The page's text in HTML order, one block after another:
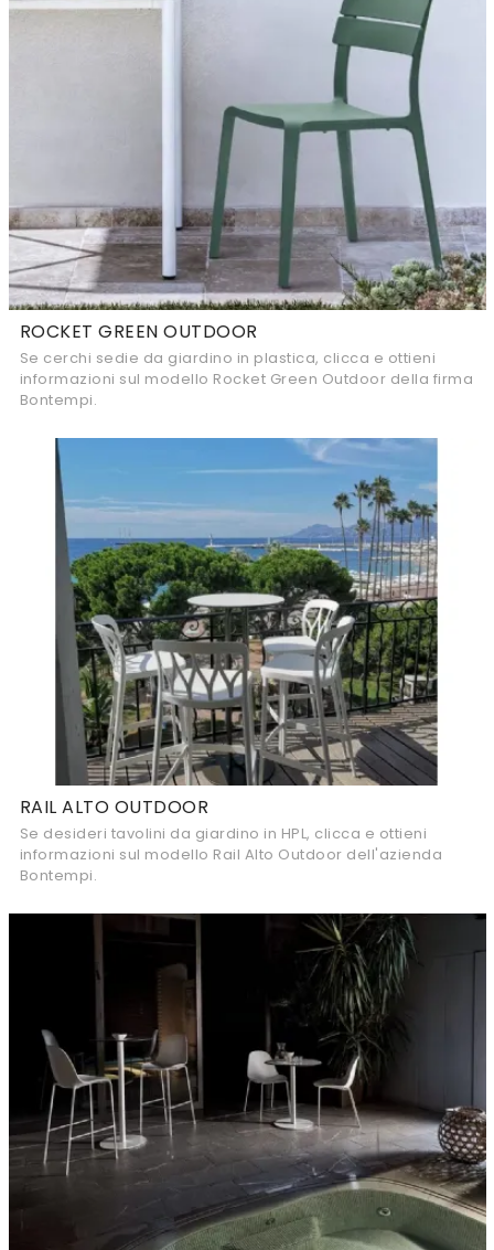
ROCKET GREEN OUTDOOR
Se cerchi sedie da giardino in plastica, clicca e ottieni
informazioni sul modello Rocket Green Outdoor della firma
Bontempi.
RAIL ALTO OUTDOOR
Se desideri tavolini da giardino in HPL, clicca e ottieni
informazioni sul modello Rail Alto Outdoor dell'azienda
Bontempi.